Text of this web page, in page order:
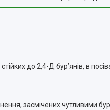
до 2,4-Д бур’янів, в
засмічених чутливими